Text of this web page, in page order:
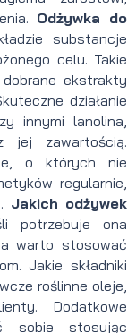
Odżywka do
substancje
celu. Takie
ekstrakty
działanie
innymi lanolina,
zawartością.
o których nie
regularnie,
Jakich odżywek
potrzebuje ona
warto stosować
Jakie składniki
roślinne oleje,
Dodatkowe
sobie stosując